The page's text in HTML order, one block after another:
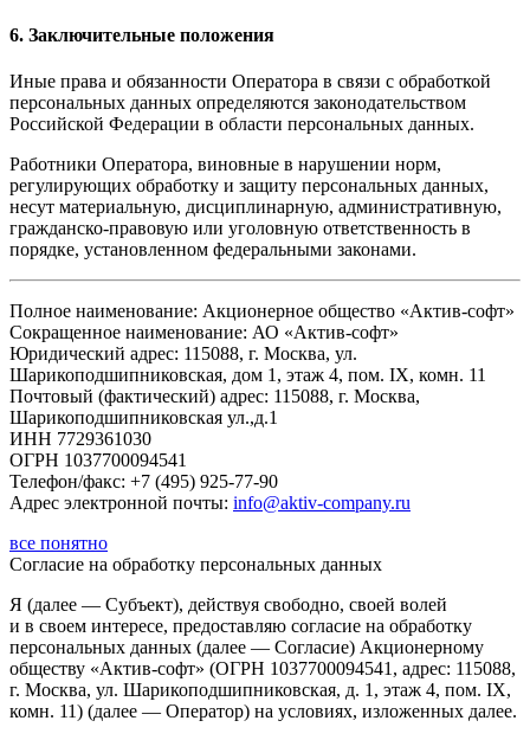
6. Заключительные положения
Иные права и обязанности Оператора в связи с обработкой
персональных данных определяются законодательством
Российской Федерации в области персональных данных.
Работники Оператора, виновные в нарушении норм,
регулирующих обработку и защиту персональных данных,
несут материальную, дисциплинарную, административную,
гражданско-правовую или уголовную ответственность в
порядке, установленном федеральными законами.
Полное наименование: Акционерное общество «Актив-софт»
Сокращенное наименование: АО «Актив-софт»
Юридический адрес: 115088, г. Москва, ул.
Шарикоподшипниковская, дом 1, этаж 4, пом. IX, комн. 11
Почтовый (фактический) адрес: 115088, г. Москва,
Шарикоподшипниковская ул.,д.1
ИНН 7729361030
ОГРН 1037700094541
Телефон/факс: +7 (495) 925-77-90
Адрес электронной почты: info@aktiv-company.ru
все понятно
Согласие на обработку персональных данных
Я (далее — Субъект), действуя свободно, своей волей
и в своем интересе, предоставляю согласие на обработку
персональных данных (далее — Согласие) Акционерному
обществу «Актив-софт» (ОГРН 1037700094541, адрес: 115088,
г. Москва, ул. Шарикоподшипниковская, д. 1, этаж 4, пом. IX,
комн. 11) (далее — Оператор) на условиях, изложенных далее.